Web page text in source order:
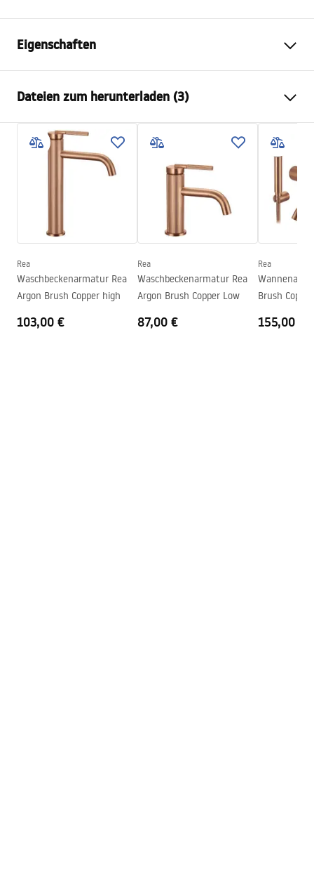
Eigenschaften
Montageart
Standarmatur
Farbe
Gebürsteter Stahl
Auslaufart
Feststehend
Messing
110mm
165
Beschichtungstechnologie
PVD
Anschuss Durchmesser
Modell
JS-B348N
Dateien zum herunterladen (3)
Garantiebedingungen
Warranty_Terms_and_Conditions_Faucets_-_5.pdf
Sicherheitsinformationen
Rea
Waschbeckenarmatur Rea
Argon Brush Copper high
103,00 €
Rea
Waschbeckenarmatur Rea
Argon Brush Copper Low
87,00 €
Rea
Brush Copper
155,00 €